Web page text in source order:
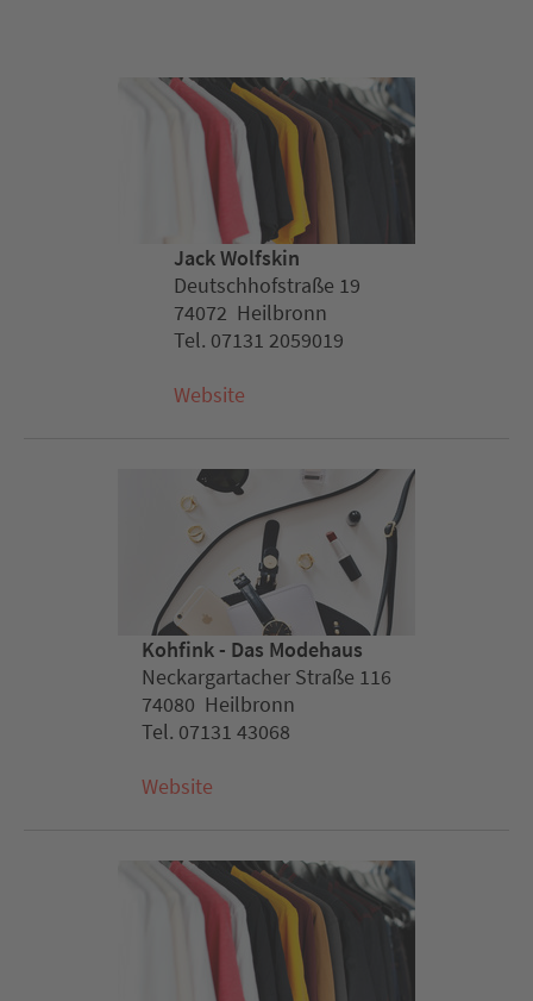
Jack Wolfskin
Deutschhofstraße 19
74072 Heilbronn
Tel. 07131 2059019
Website
Kohfink - Das Modehaus
Neckargartacher Straße 116
74080 Heilbronn
Tel. 07131 43068
Website